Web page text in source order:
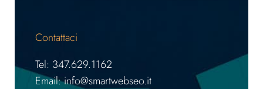
Contattaci
Tel: 347.629.1162
Email: info@smartwebseo.it